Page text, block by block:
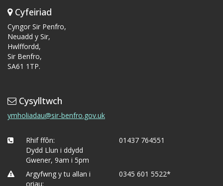
Cyfeiriad
Cyngor Sir Penfro,
Neuadd y Sir,
Hwlffordd,
Sir Benfro,
SA61 1TP.
Cysylltwch
ymholiadau@sir-benfro.gov.uk
Rhif ffôn:
Dydd Llun i ddydd
Gwener, 9am i 5pm
01437 764551
Argyfwng y tu allan i
oriau:
0345 601 5522*